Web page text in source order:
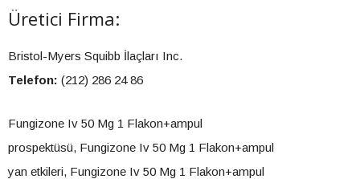
Üretici Firma:
Bristol-Myers Squibb İlaçları Inc.
Telefon: (212) 286 24 86
Fungizone Iv 50 Mg 1 Flakon+ampul
prospektüsü, Fungizone Iv 50 Mg 1 Flakon+ampul
yan etkileri, Fungizone Iv 50 Mg 1 Flakon+ampul